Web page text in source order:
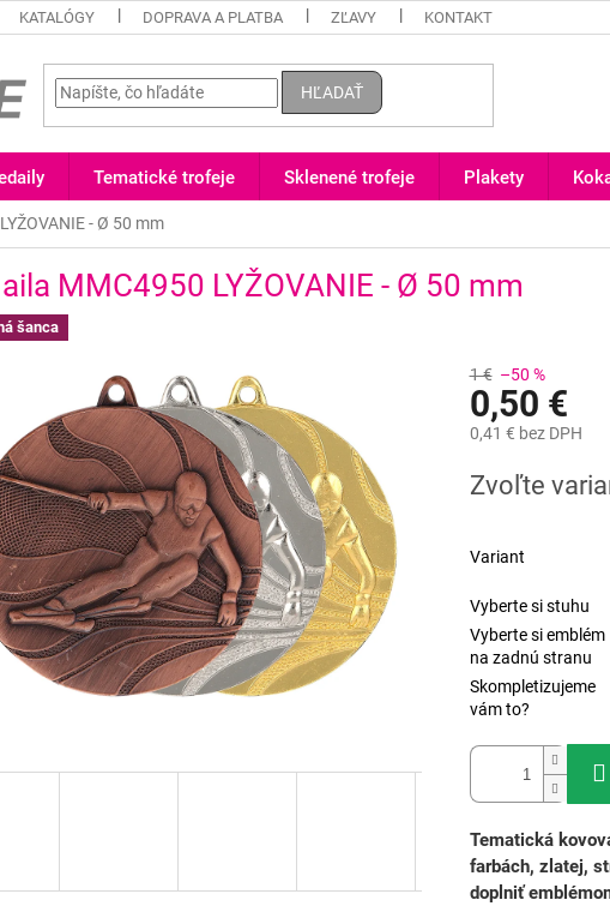
KATALÓGY DOPRAVA A PLATBA ZĽAVY KONTAKT
HĽADAŤ
Tematické trofeje Sklenené trofeje Plakety
- Ø 50 mm
MMC4950 LYŽOVANIE - Ø 50 mm
šanca
1 € –50 %
0,50 €
0,41 € bez DPH
cena:
Zvoľte
Variant
Vyberte si stuhu
Vyberte si emblém
na zadnú stranu
Skompletizujeme
vám to?
Tematická
farbách, zlatej,
doplniť